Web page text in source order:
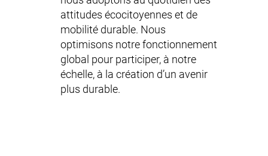
attitudes écocitoyennes et de
mobilité durable. Nous
optimisons notre fonctionnement
global pour participer, à notre
échelle, à la création d’un avenir
plus durable.